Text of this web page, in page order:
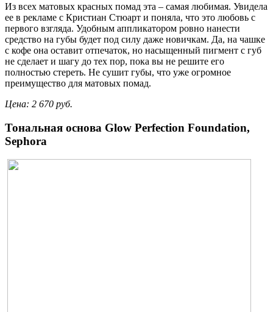
Из всех матовых красных помад эта – самая любимая. Увидела
ее в рекламе с Кристиан Стюарт и поняла, что это любовь с
первого взгляда. Удобным аппликатором ровно нанести
средство на губы будет под силу даже новичкам. Да, на чашке
с кофе она оставит отпечаток, но насыщенный пигмент с губ
не сделает и шагу до тех пор, пока вы не решите его
полностью стереть. Не сушит губы, что уже огромное
преимущество для матовых помад.
Цена: 2 670 руб.
Тональная основа Glow Perfection Foundation,
Sephora